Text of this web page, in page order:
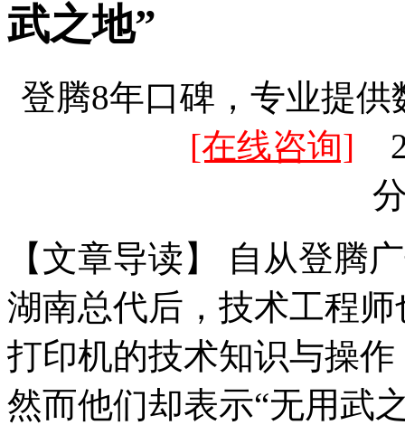
武之地”
登腾8年口碑，专业提
[在线咨询]
【文章导读】 自从登腾
湖南总代后，技术工程
打印机的技术知识与操
然而他们却表示“无用武